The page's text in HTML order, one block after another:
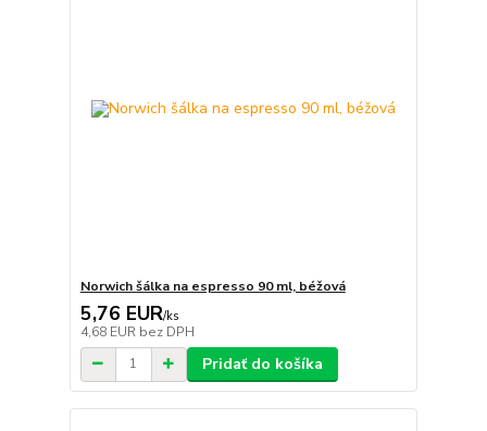
Norwich šálka na espresso 90 ml, béžová
5,76 EUR/ks
4,68 EUR bez DPH
Pridať do košíka